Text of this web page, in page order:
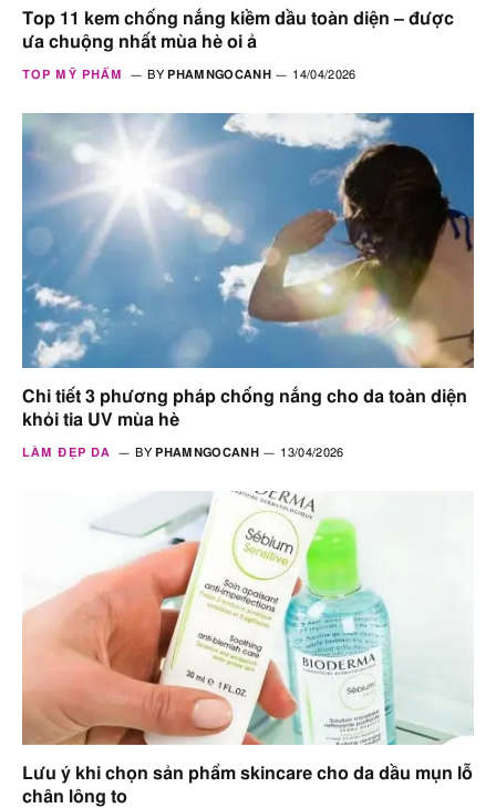
Top 11 kem chống nắng kiềm dầu toàn diện – được
ưa chuộng nhất mùa hè oi ả
TOP MỸ PHẨM BY PHAMNGOCANH 14/04/2026
Chi tiết 3 phương pháp chống nắng cho da toàn diện
khỏi tia UV mùa hè
LÀM ĐẸP DA BY PHAMNGOCANH 13/04/2026
Lưu ý khi chọn sản phẩm skincare cho da dầu mụn lỗ
chân lông to